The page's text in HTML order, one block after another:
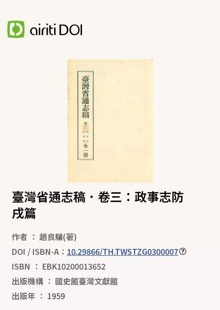
臺灣省通志稿．卷三：政事志防
戌篇
作者 ： 趙良驤(著)
DOI / ISBN-A： 10.29866/TH.TWSTZG0300007
ISBN ： EBK10200013652
出版機構 ： 國史館臺灣文獻館
出版年 ： 1959